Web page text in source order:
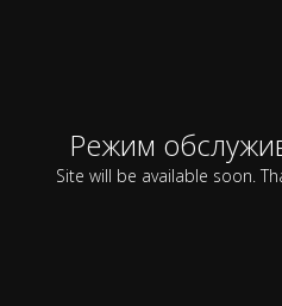
Режим
Site will be available soon.